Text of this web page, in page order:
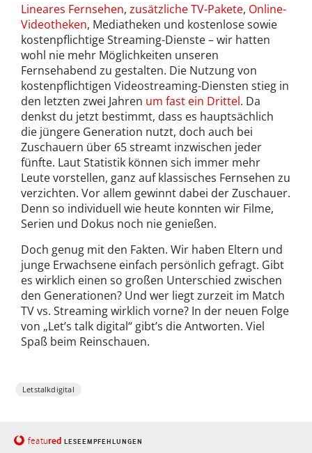
Lineares Fernsehen, zusätzliche TV-Pakete, Online-
Videotheken, Mediatheken und kostenlose sowie
kostenpflichtige Streaming-Dienste – wir hatten
wohl nie mehr Möglichkeiten unseren
Fernsehabend zu gestalten. Die Nutzung von
kostenpflichtigen Videostreaming-Diensten stieg in
den letzten zwei Jahren um fast ein Drittel. Da
denkst du jetzt bestimmt, dass es hauptsächlich
die jüngere Generation nutzt, doch auch bei
Zuschauern über 65 streamt inzwischen jeder
fünfte. Laut Statistik können sich immer mehr
Leute vorstellen, ganz auf klassisches Fernsehen zu
verzichten. Vor allem gewinnt dabei der Zuschauer.
Denn so individuell wie heute konnten wir Filme,
Serien und Dokus noch nie genießen.
Doch genug mit den Fakten. Wir haben Eltern und
junge Erwachsene einfach persönlich gefragt. Gibt
es wirklich einen so großen Unterschied zwischen
den Generationen? Und wer liegt zurzeit im Match
TV vs. Streaming wirklich vorne? In der neuen Folge
von „Let’s talk digital“ gibt’s die Antworten. Viel
Spaß beim Reinschauen.
Letstalkdigital
featured LESEEMPFEHLUNGEN